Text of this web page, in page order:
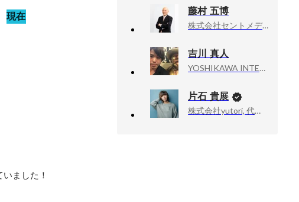
現在 藤村 五博
株式会社セントメディア, 株式会社ウィルオブ・ワーク
吉川 真人
YOSHIKAWA INTERNATIONAL TRADING CONSULTING LIMITED, CEO
片石 貴展
株式会社yutori, 代表取締役社長